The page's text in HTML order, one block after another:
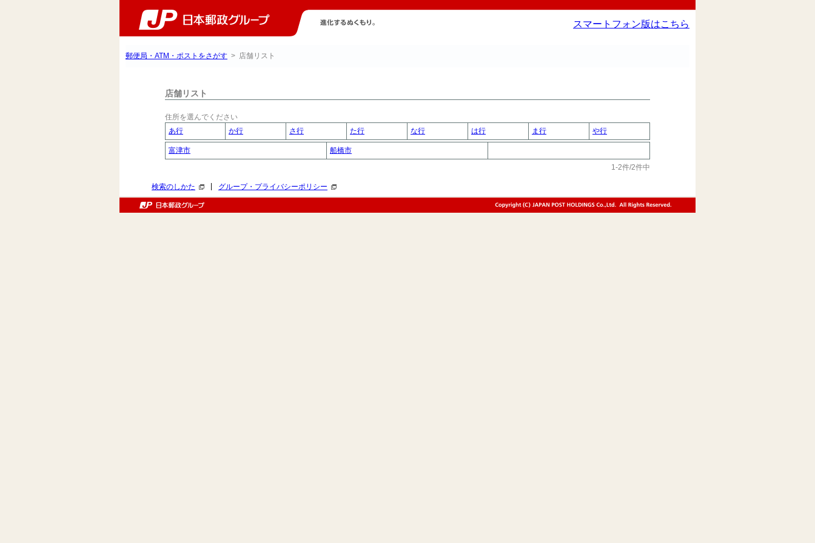
スマートフォン版はこちら
郵便局・ATM・ポストをさがす > 店舗リスト
店舗リスト
住所を選んでください
あ行
か行 さ行 た行 な行 は行 ま行 や行
富津市
船橋市
1-2件/2件中
検索のしかた グループ・プライバシーポリシー